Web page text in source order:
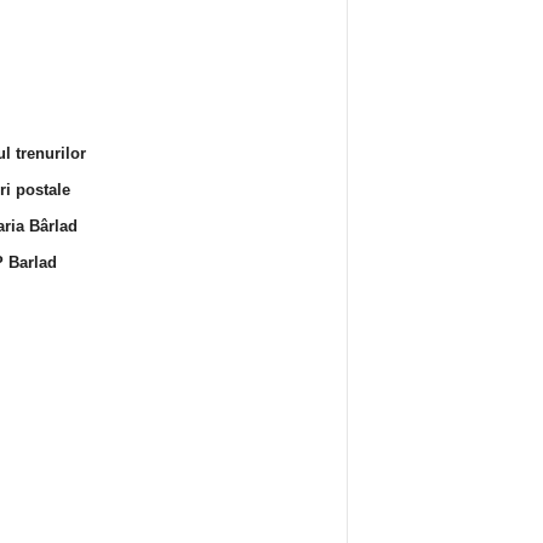
trenurilor
postale
Bârlad
Barlad